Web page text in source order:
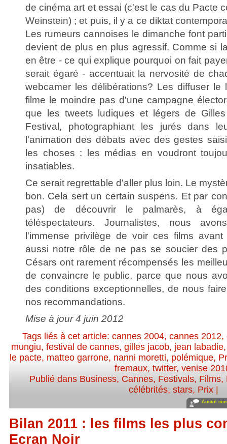
de cinéma art et essai (c'est le cas du Pacte
Weinstein) ; et puis, il y a ce diktat
Les rumeurs cannoises le dimanche font
devient de plus en plus agressif. Comme si
en être - ce qui explique pourquoi on fait
serait égaré - accentuait la nervosité de
webcamer les délibérations? Les diffuser le
filme le moindre pas d'une campagne
que les tweets ludiques et légers de
Festival, photographiant les jurés dans
l'animation des débats avec des gestes
les choses : les médias en voudront
insatiables.
Ce serait regrettable d'aller plus loin. Le
bon. Cela sert un certain suspens. Et par
pas) de découvrir le palmarès, à
téléspectateurs. Journalistes, nous
l'immense privilège de voir ces films
aussi notre rôle de ne pas se soucier des
Césars ont rarement récompensés les
de convaincre le public, parce que nous
des conditions exceptionnelles, de nous
nos recommandations.
Mise à jour 4 juin 2012
Tags liés à cet article:cannes 2004,cannes 2012,
mungiu, festival de cannes, gilles jacob, jean labadie
le pacte, matteo garrone, nanni moretti, polémique,
fremaux, twitter, venise
Publié dans Business, Cannes, Festivals, Films,
célébrités, stars, Prix
Aucun
Bilan 2011 : les films les plus
Ecran Noir